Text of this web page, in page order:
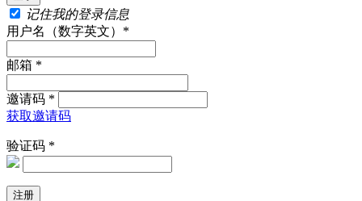
记住我的登录信息
用户名（数字英文）*
邮箱 *
邀请码 *
获取邀请码
验证码 *